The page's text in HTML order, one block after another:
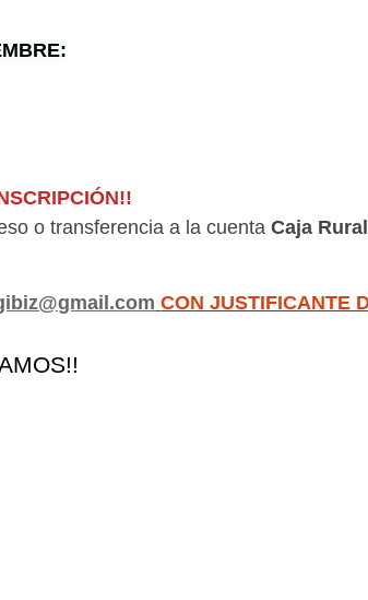
o transferencia a la cuentaCaja
CON JUSTIFICANTE